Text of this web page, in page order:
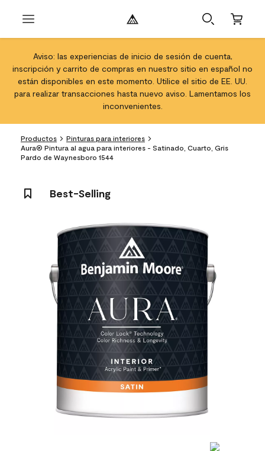
Aviso: las experiencias de inicio de sesión de cuenta,
inscripción y carrito de compras en nuestro sitio en español no
están disponibles en este momento. Utilice el sitio de EE. UU.
para realizar transacciones hasta nuevo aviso. Lamentamos los
inconvenientes.
Productos
Pinturas para interiores
Aura® Pintura al agua para interiores - Satinado, Cuarto, Gris
Pardo de Waynesboro 1544
Best-Selling